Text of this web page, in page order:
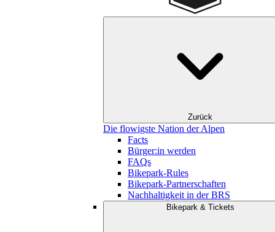
Zurück
Die flowigste Nation der Alpen
Facts
Bürger:in werden
FAQs
Bikepark-Rules
Bikepark-Partnerschaften
Nachhaltigkeit in der BRS
Bikepark & Tickets